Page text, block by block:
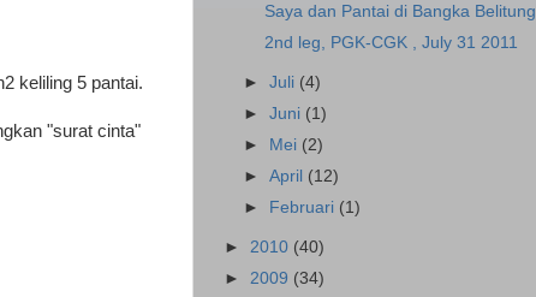
keliling 5 pantai.
"surat cinta"
Saya dan Pantai di Bangka Belitung
2nd leg, PGK-CGK , July 31 2011
►Juli (4)
►Juni (1)
►
Mei (2)
►April (12)
►
Februari (1)
► 2010 (40)
► 2009 (34)